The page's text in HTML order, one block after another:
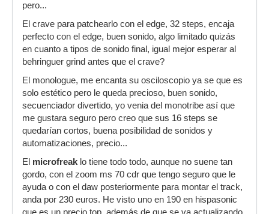
pero...
El crave para patchearlo con el edge, 32 steps, encaja
perfecto con el edge, buen sonido, algo limitado quizás
en cuanto a tipos de sonido final, igual mejor esperar al
behringuer grind antes que el crave?
El monologue, me encanta su osciloscopio ya se que es
solo estético pero le queda precioso, buen sonido,
secuenciador divertido, yo venia del monotribe así que
me gustara seguro pero creo que sus 16 steps se
quedarían cortos, buena posibilidad de sonidos y
automatizaciones, precio...
El microfreak lo tiene todo todo, aunque no suene tan
gordo, con el zoom ms 70 cdr que tengo seguro que le
ayuda o con el daw posteriormente para montar el track,
anda por 230 euros. He visto uno en 190 en hispasonic